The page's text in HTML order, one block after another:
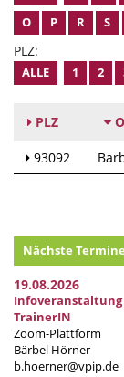
O
P R S
PLZ:
ALLE 1 2
PLZ
93092
Nächste Termine
19.08.2026
Infoveranstaltung
TrainerIN
Zoom-Plattform
Bärbel Hörner
b.hoerner@vpip.de